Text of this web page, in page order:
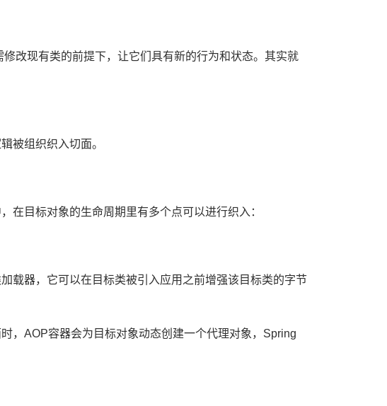
改现有类的前提下，让它们具有新的行为和状态。其实就
被组织织入切面。
在目标对象的生命周期里有多个点可以进行织入：
载器，它可以在目标类被引入应用之前增强该目标类的字节
，AOP容器会为目标对象动态创建一个代理对象，Spring